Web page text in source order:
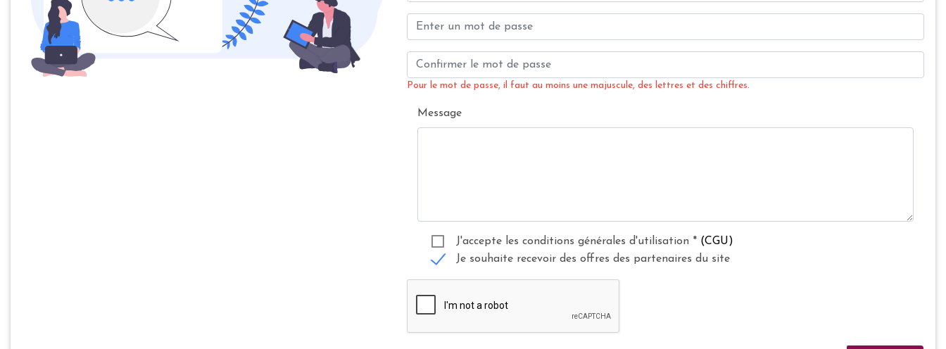
Pour le mot de passe, il faut au moins une majuscule, des lettres et des chiffres.
Message
J'accepte les conditions générales d'utilisation * (CGU)
Je souhaite recevoir des offres des partenaires du site